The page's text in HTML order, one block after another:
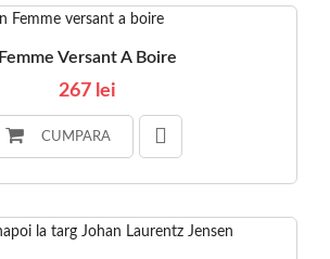
Femme Versant A Boire
267 lei
CUMPARA